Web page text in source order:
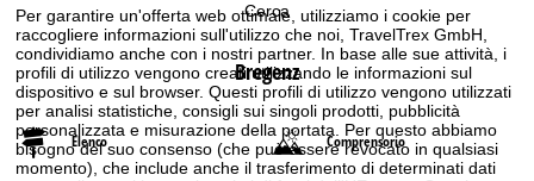
Per garantire un'offerta web ottimale, utilizziamo i cookie per
raccogliere informazioni sull'utilizzo che noi, TravelTrex GmbH,
condividiamo anche con i nostri partner. In base alle sue attività, i
profili di utilizzo vengono creati utilizzando le informazioni sul
dispositivo e sul browser. Questi profili di utilizzo vengono utilizzati
per analisi statistiche, consigli sui singoli prodotti, pubblicità
personalizzata e misurazione della portata. Per questo abbiamo
bisogno del suo consenso (che può essere revocato in qualsiasi
momento), che include anche il trasferimento di determinati dati
Cerca
Bregenz
Elenco Comprensorio